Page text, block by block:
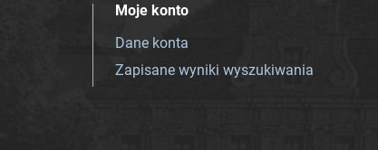
Moje konto
Dane konta
Zapisane wyniki wyszukiwania